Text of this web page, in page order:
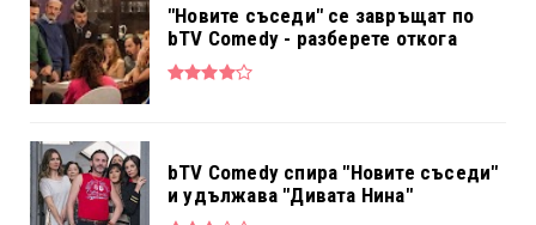
"Новите съседи" се завръщат по
bTV Comedy - разберете откога
bTV Comedy спира "Новите съседи"
и удължава "Дивата Нина"